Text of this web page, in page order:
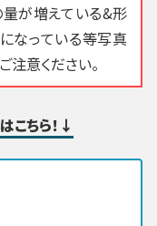
が増えている&形
になっている等写真
意ください。
こちら！↓